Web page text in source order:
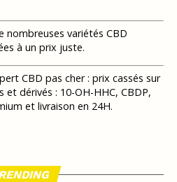
nombreuses variétés CBD
à un prix juste.
CBD pas cher : prix cassés sur
et dérivés : 10-OH-HHC, CBDP,
et livraison en 24H.